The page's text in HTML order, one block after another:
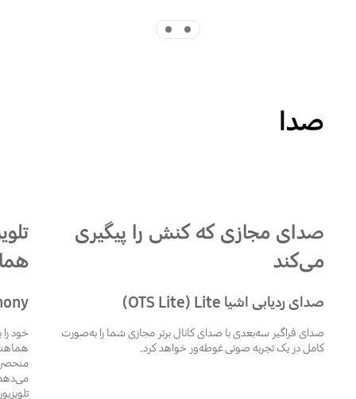
صدا
صدای مجازی که کنش را پیگیری
می‌کند
صدای ردیابی اشیا Lite ‏(OTS Lite)
صدای فراگیر سه‌بعدی با صدای کانال برتر مجازی شما را به‌صورت
کامل در یک تجربه صوتی غوطه‌ور خواهد کرد.
خود
می‌دهد